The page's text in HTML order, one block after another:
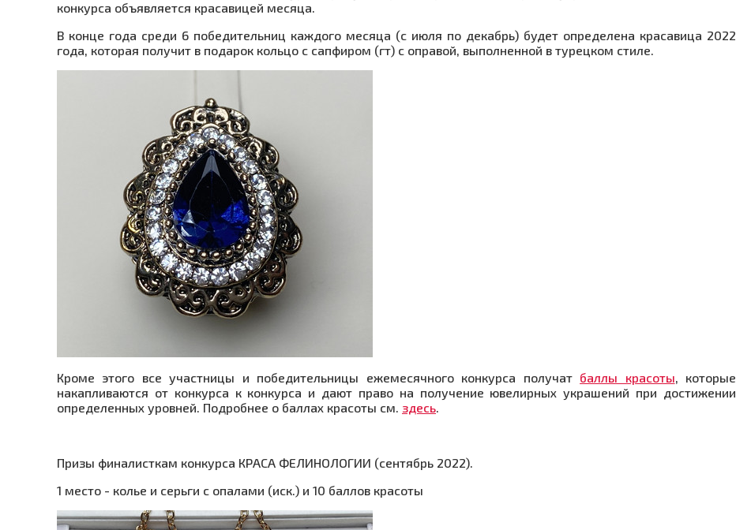
конкурса объявляется красавицей месяца.
В конце года среди 6 победительниц каждого месяца (с июля по декабрь) будет определена красавица 2022
года, которая получит в подарок кольцо с сапфиром (гт) с оправой, выполненной в турецком стиле.
Кроме этого все участницы и победительницы ежемесячного конкурса получат баллы красоты, которые
накапливаются от конкурса к конкурса и дают право на получение ювелирных украшений при достижении
определенных уровней. Подробнее о баллах красоты см. здесь.
Призы финалисткам конкурса КРАСА ФЕЛИНОЛОГИИ (сентябрь 2022).
1 место - колье и серьги с опалами (иск.) и 10 баллов красоты